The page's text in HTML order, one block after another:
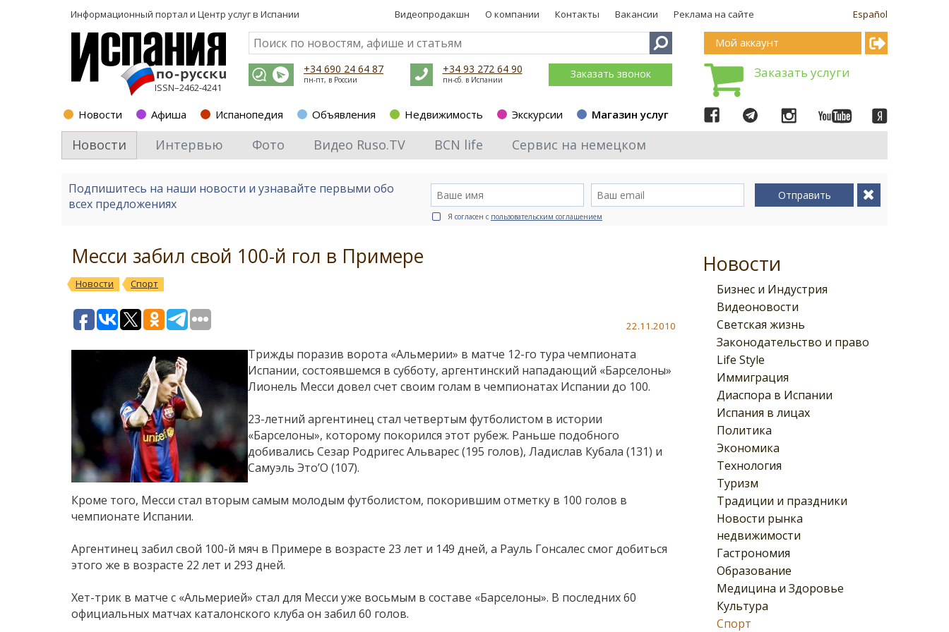
Информационный портал и Центр услуг в Испании Español
Видеопродакшн О компании Контакты Вакансии Реклама на сайте
ISSN–2462-4241
+34 690 24 64 87
пн-пт, в России
+34 93 272 64 90
пн-сб. в Испании Заказать звонок
Новости Афиша Испанопедия Объявления Недвижимость Экскурсии Магазин услуг
Мой аккаунт
Заказать услуги
Новости Интервью Фото Видео Ruso.TV BCN life Сервис на немецком
Подпишитесь на наши новости и узнавайте первыми обо
всех предложениях
Отправить
Я согласен с пользовательским соглашением
Новости
Бизнес и Индустрия
Видеоновости
Светская жизнь
Законодательство и право
Life Style
Иммиграция
Диаспора в Испании
Испания в лицах
Политика
Экономика
Технология
Туризм
Традиции и праздники
Новости рынка
недвижимости
Гастрономия
Образование
Медицина и Здоровье
Культура
Спорт
Месси забил свой 100-й гол в Примере
Новости Спорт
22.11.2010
Трижды поразив ворота «Альмерии» в матче 12-го тура чемпионата
Испании, состоявшемся в субботу, аргентинский нападающий «Барселоны»
Лионель Месси довел счет своим голам в чемпионатах Испании до 100.
23-летний аргентинец стал четвертым футболистом в истории
«Барселоны», которому покорился этот рубеж. Раньше подобного
добивались Сезар Родригес Альварес (195 голов), Ладислав Кубала (131) и
Самуэль Это’О (107).
Кроме того, Месси стал вторым самым молодым футболистом, покорившим отметку в 100 голов в
чемпионате Испании.
Аргентинец забил свой 100-й мяч в Примере в возрасте 23 лет и 149 дней, а Рауль Гонсалес смог добиться
этого же в возрасте 22 лет и 293 дней.
Хет-трик в матче с «Альмерией» стал для Месси уже восьмым в составе «Барселоны». В последних 60
официальных матчах каталонского клуба он забил 60 голов.